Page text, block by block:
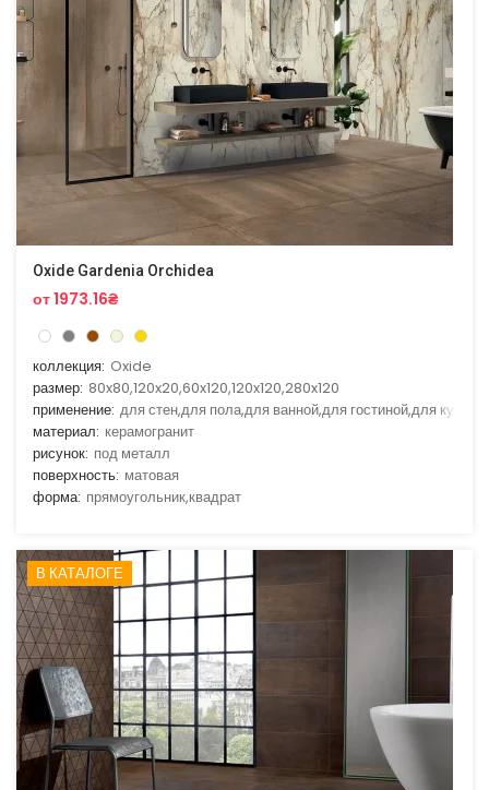
Oxide Gardenia Orchidea
от 1973.16₴
коллекция: Oxide
размер: 80x80,120x20,60x120,120x120,280x120
применение: для стен,для пола,для ванной,для гостиной,для кухни
материал: керамогранит
рисунок: под металл
поверхность: матовая
форма: прямоугольник,квадрат
В КАТАЛОГЕ